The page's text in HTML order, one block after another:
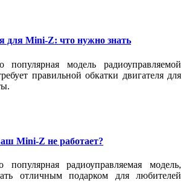
для Mini-Z: что нужно знать
модель радиоуправляемой
правильной обкатки двигателя для
Mini-Z не работает?
радиоуправляемая модель,
отличным подарком для любителей